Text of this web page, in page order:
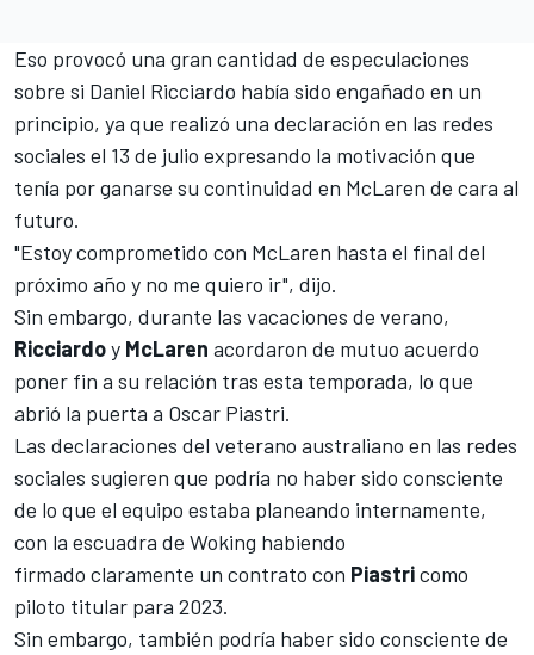
Eso provocó una gran cantidad de especulaciones
sobre si Daniel Ricciardo había sido engañado en un
principio, ya que realizó una declaración en las redes
sociales el 13 de julio expresando la motivación que
tenía por ganarse su continuidad en McLaren de cara al
futuro.
"Estoy comprometido con McLaren hasta el final del
próximo año y no me quiero ir", dijo.
Sin embargo, durante las vacaciones de verano,
Ricciardoy McLaren acordaron de mutuo acuerdo
poner fin a su relación tras esta temporada, lo que
abrió la puerta a Oscar Piastri.
Las declaraciones del veterano australiano en las redes
sociales sugieren que podría no haber sido consciente
de lo que el equipo estaba planeando internamente,
con la escuadra de Woking habiendo
firmado claramente un contrato con Piastricomo
piloto titular para 2023.
Sin embargo, también podría haber sido consciente de